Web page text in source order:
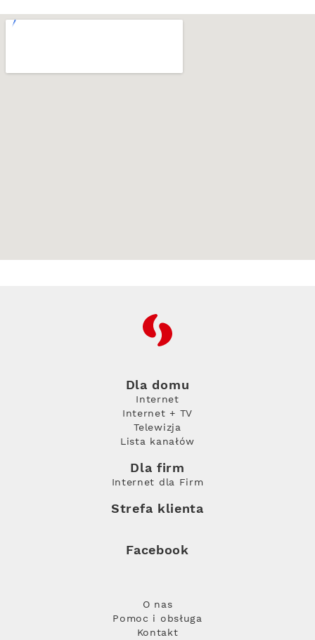
RFC
Dla domu
Internet
Internet + TV
Telewizja
Lista kanałów
Dla firm
Internet dla Firm
Strefa klienta
Facebook
O nas
Pomoc i obsługa
Kontakt